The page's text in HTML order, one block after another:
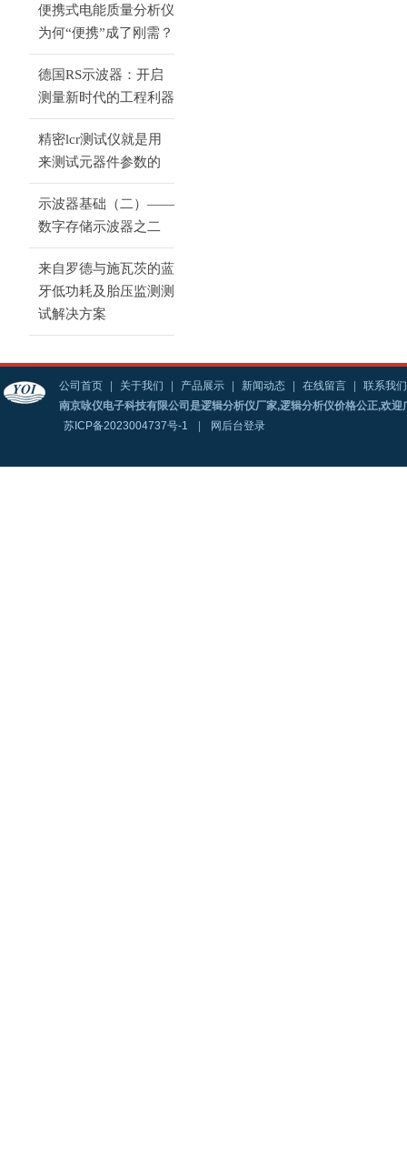
便携式电能质量分析仪
为何“便携”成了刚需？
德国RS示波器：开启
测量新时代的工程利器
精密lcr测试仪就是用
来测试元器件参数的
示波器基础（二）——
数字存储示波器之二
来自罗德与施瓦茨的蓝
牙低功耗及胎压监测测
试解决方案
公司首页 关于我们 产品展示 新闻动态 在线留言
联系我们
南京咏仪电子科技有限公司是逻辑分析仪厂家,逻辑分析仪价格公正,欢迎
苏ICP备2023004737号-1
网后台登录